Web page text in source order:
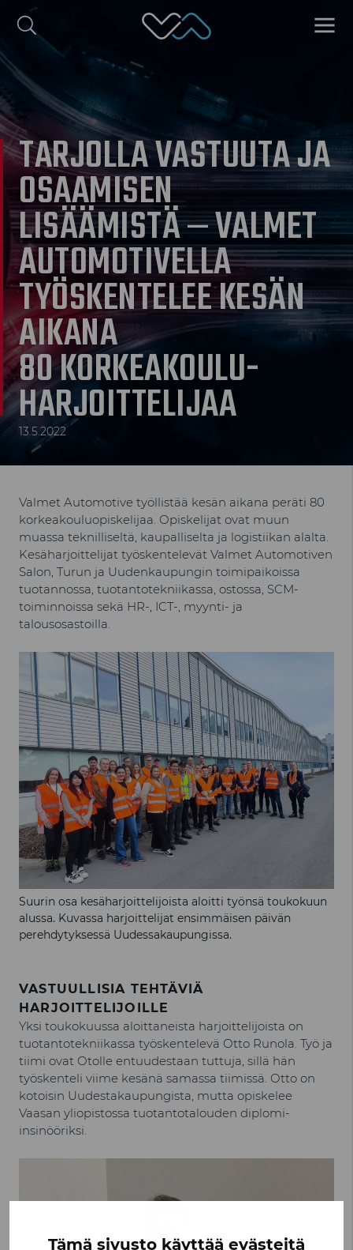
Tämä sivusto käyttää evästeitä
Valmet Automotive
TARJOLLA VASTUUTA JA
OSAAMISEN
LISÄÄMISTÄ – VALMET
AUTOMOTIVELLA
TYÖSKENTELEE KESÄN
AIKANA
80 KORKEAKOULU­
HARJOITTELIJAA
13.5.2022
Valmet Automotive työllistää kesän aikana peräti 80
korkeakouluopiskelijaa. Opiskelijat ovat muun
muassa teknilliseltä, kaupalliselta ja logistiikan alalta.
Kesäharjoittelijat työskentelevät Valmet Automotiven
Salon, Turun ja Uudenkaupungin toimipaikoissa
tuotannossa, tuotantotekniikassa, ostossa, SCM-
toiminnoissa sekä HR-, ICT-, myynti- ja
talousosastoilla.
Suurin osa kesäharjoittelijoista aloitti työnsä toukokuun
alussa. Kuvassa harjoittelijat ensimmäisen päivän
perehdytyksessä Uudessakaupungissa.
VASTUULLISIA TEHTÄVIÄ
HARJOITTELIJOILLE
Yksi toukokuussa aloittaneista harjoittelijoista on
tuotantotekniikassa työskentelevä Otto Runola. Työ ja
tiimi ovat Otolle entuudestaan tuttuja, sillä hän
työskenteli viime kesänä samassa tiimissä. Otto on
kotoisin Uudestakaupungista, mutta opiskelee
Vaasan yliopistossa tuotantotalouden diplomi-
insinööriksi.